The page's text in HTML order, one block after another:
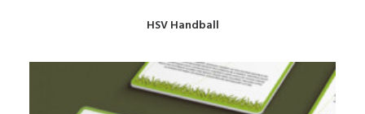
HSV Handball